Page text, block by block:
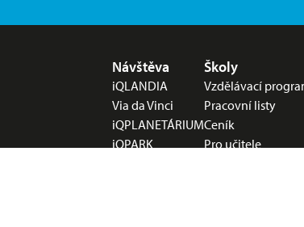
Nabídka v zápatí
Návštěva
iQLANDIA
Via da Vinci
iQPLANETÁRIUM
iQPARK
Školy
Vzdělávací
Pracovní listy
Ceník
Pro učitele